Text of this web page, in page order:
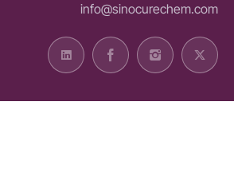
info@sinocurechem.com